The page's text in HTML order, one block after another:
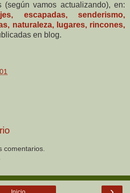
(según vamos actualizando), en:
escapadas, senderismo,
naturaleza, lugares, rincones,
en blog.
comentarios.